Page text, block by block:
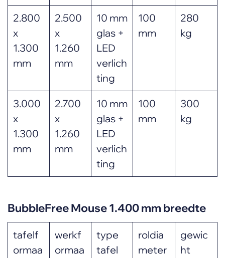
2.800
x
1.300
mm
2.500
x
1.260
mm
10 mm
glas +
LED
verlich
ting
100
mm
280
kg
3.000
x
1.300
mm
2.700
x
1.260
mm
10 mm
glas +
LED
verlich
ting
100
mm
300
kg
BubbleFree Mouse 1.400 mm breedte
tafelf
ormaa
werkf
ormaa
type
tafel
roldia
meter
gewic
ht